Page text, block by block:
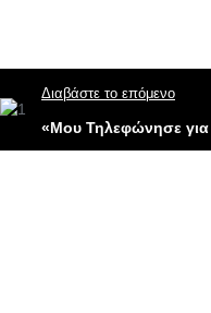
Διαβάστε το επόμενο
«Μου Τηλεφώνησε για